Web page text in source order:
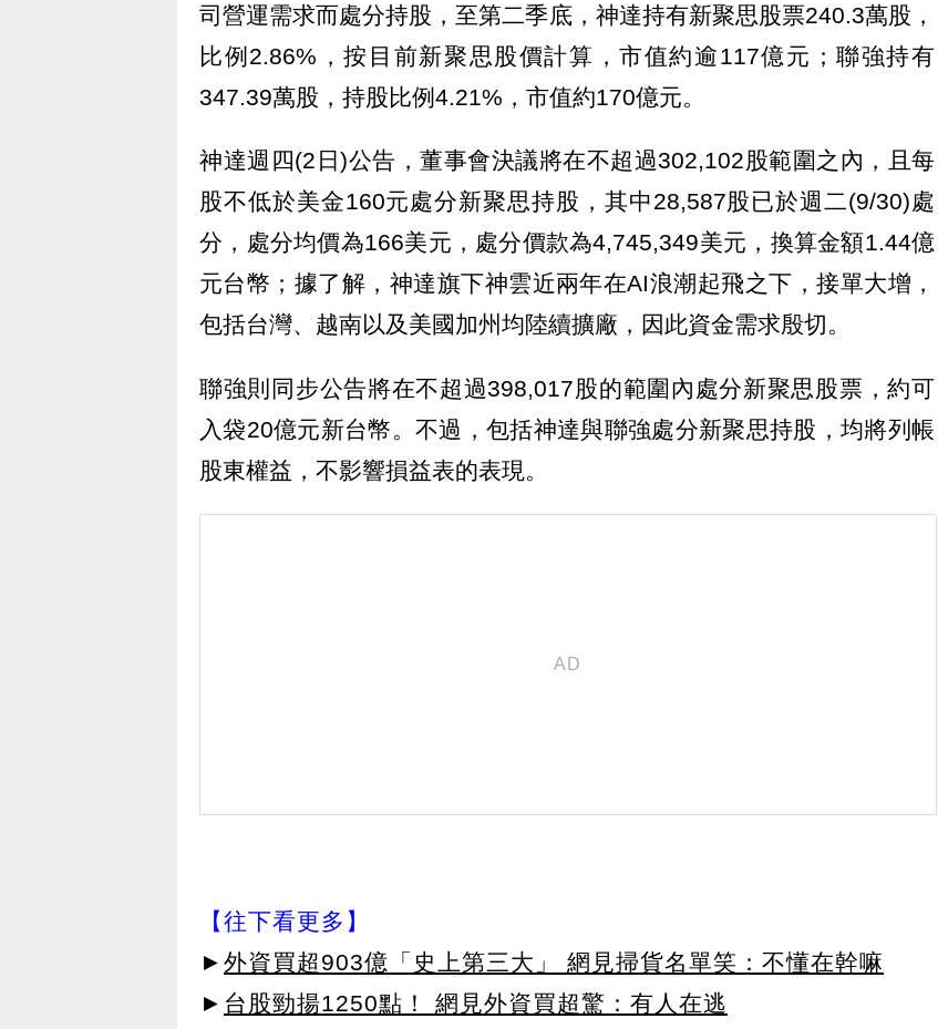
司營運需求而處分持股，至第二季底，神達持有新聚思股票240.3萬股，
比例2.86%，按目前新聚思股價計算，市值約逾117億元；聯強持有
347.39萬股，持股比例4.21%，市值約170億元。
神達週四(2日)公告，董事會決議將在不超過302,102股範圍之內，且每
股不低於美金160元處分新聚思持股，其中28,587股已於週二(9/30)處
分，處分均價為166美元，處分價款為4,745,349美元，換算金額1.44億
元台幣；據了解，神達旗下神雲近兩年在AI浪潮起飛之下，接單大增，
包括台灣、越南以及美國加州均陸續擴廠，因此資金需求殷切。
聯強則同步公告將在不超過398,017股的範圍內處分新聚思股票，約可
入袋20億元新台幣。不過，包括神達與聯強處分新聚思持股，均將列帳
股東權益，不影響損益表的表現。
【往下看更多】
► 外資買超903億「史上第三大」 網見掃貨名單笑：不懂在幹嘛
► 台股勁揚1250點！ 網見外資買超驚：有人在逃